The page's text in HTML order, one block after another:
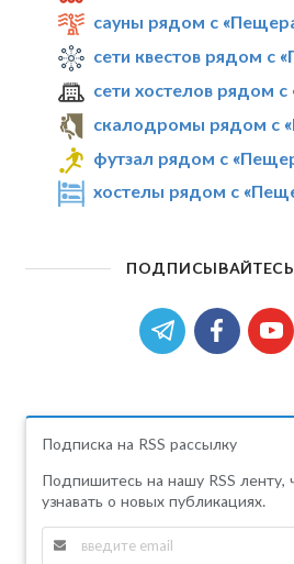
сауны рядом с
сети квестов рядом с
сети хостелов рядом
скалодромы рядом с
футзал рядом с
хостелы рядом с
Подписка на RSS рассылку
Подпишитесь на нашу RSS
узнавать о новых публикациях.